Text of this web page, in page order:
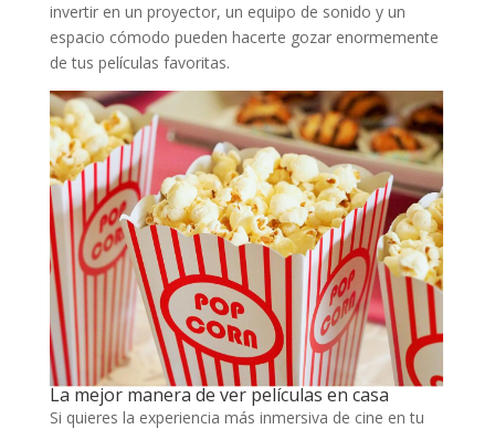
invertir en un proyector, un equipo de sonido y un
espacio cómodo pueden hacerte gozar enormemente
de tus películas favoritas.
La mejor manera de ver películas en casa
Si quieres la experiencia más inmersiva de cine en tu